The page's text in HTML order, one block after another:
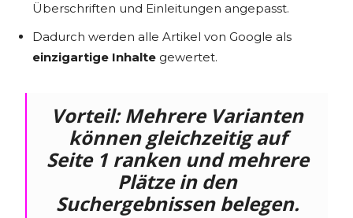
Überschriften und Einleitungen angepasst.
Dadurch werden alle Artikel von Google als
einzigartige Inhalte gewertet.
Vorteil:Mehrere Varianten
können gleichzeitig auf
Seite 1 ranken undmehrere
Plätze in den
Suchergebnissen belegen.